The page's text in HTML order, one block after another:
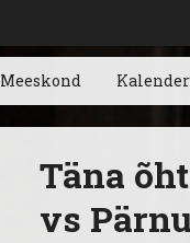
Meeskond Kalender
Täna
vs